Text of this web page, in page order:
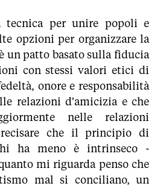
tecnica per unire popoli e
opzioni per organizzare la
un patto basato sulla fiducia
con stessi valori etici di
onore e responsabilità
relazioni d'amicizia e che
nelle relazioni
che il principio di
ha meno è intrinseco -
mi riguarda penso che
mal si conciliano, un